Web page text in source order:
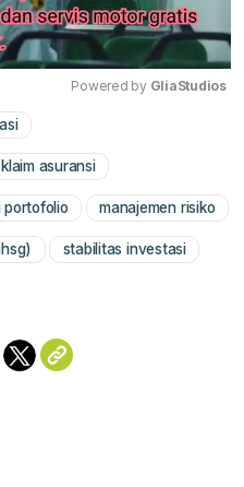
Powered by GliaStudios
klaim asuransi
portofolio manajemen risiko
stabilitas investasi